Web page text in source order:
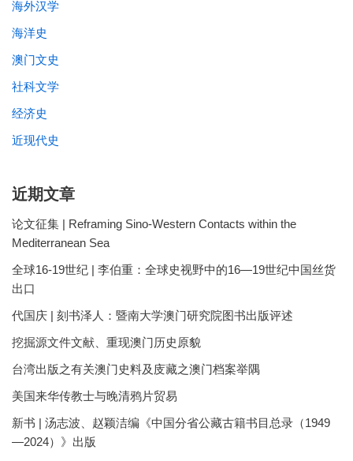
海外汉学
海洋史
澳门文史
社科文学
经济史
近现代史
近期文章
论文征集 | Reframing Sino-Western Contacts within the
Mediterranean Sea
全球16-19世纪 | 李伯重：全球史视野中的16—19世纪中国丝货
出口
代国庆 | 刻书泽人：暨南大学澳门研究院图书出版评述
挖掘源文件文献、重现澳门历史原貌
台湾出版之有关澳门史料及庋藏之澳门档案举隅
美国来华传教士与晚清鸦片贸易
新书 | 汤志波、赵颖洁编《中国分省公藏古籍书目总录（1949
—2024）》出版